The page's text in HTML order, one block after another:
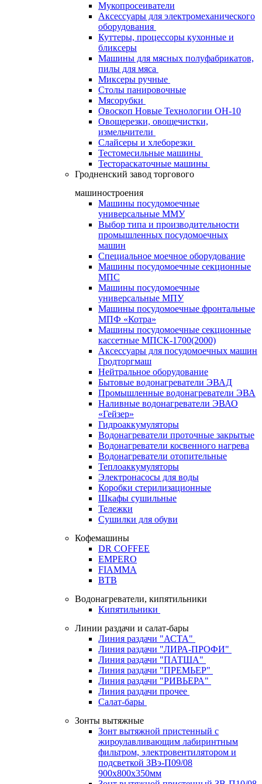
Мукопросеиватели
Аксессуары для электромеханического
оборудования
Куттеры, процессоры кухонные и
бликсеры
Машины для мясных полуфабрикатов,
пилы для мяса
Миксеры ручные
Столы панировочные
Мясорубки
Овоскоп Новые Технологии ОН-10
Овощерезки, овощечистки,
измельчители
Слайсеры и хлеборезки
Тестомесильные машины
Тестораскаточные машины
Гродненский завод торгового
машиностроения
Машины посудомоечные
универсальные ММУ
Выбор типа и производительности
промышленных посудомоечных
машин
Специальное моечное оборудование
Машины посудомоечные секционные
МПС
Машины посудомоечные
универсальные МПУ
Машины посудомоечные фронтальные
МПФ «Котра»
Машины посудомоечные секционные
кассетные МПСК-1700(2000)
Аксессуары для посудомоечных машин
Гродторгмаш
Нейтральное оборудование
Бытовые водонагреватели ЭВАД
Промышленные водонагреватели ЭВА
Наливные водонагреватели ЭВАО
«Гейзер»
Гидроаккумуляторы
Водонагреватели проточные закрытые
Водонагреватели косвенного нагрева
Водонагреватели отопительные
Теплоаккумуляторы
Электронасосы для воды
Коробки стерилизационные
Шкафы сушильные
Тележки
Сушилки для обуви
Кофемашины
DR COFFEE
EMPERO
FIAMMA
BTB
Водонагреватели, кипятильники
Кипятильники
Линии раздачи и салат-бары
Линия раздачи "АСТА"
Линия раздачи "ЛИРА-ПРОФИ"
Линия раздачи "ПАТША"
Линия раздачи "ПРЕМЬЕР"
Линия раздачи "РИВЬЕРА"
Линия раздачи прочее
Салат-бары
Зонты вытяжные
Зонт вытяжной пристенный с
жироулавливающим лабиринтным
фильтром, электровентилятором и
подсветкой ЗВэ-П09/08
900х800х350мм